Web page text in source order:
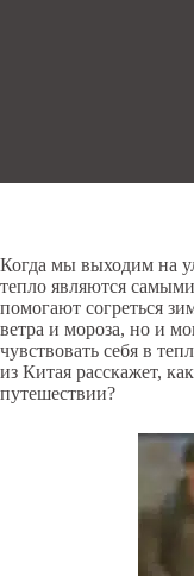
Когда мы выходим на
тепло являются
помогают согреться
ветра и мороза, но и
чувствовать себя в
из Китая расскажет,
путешествии?